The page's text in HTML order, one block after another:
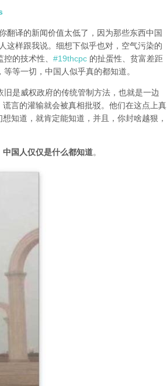
翻译的新闻价值太低了，因为那些东西中国
这样跟我说。细想下似乎也对，空气污染的
的技术性、 #19thcpc 的扯蛋性、贫富差距
等一切，中国人似乎真的都知道。
旧是威权政府的传统管制方法，也就是一边
言的灌输就会被真相批驳。他们在这点上真
知道，就肯定能知道，并且，你封啥越狠，
中国人仅仅是什么都知道。